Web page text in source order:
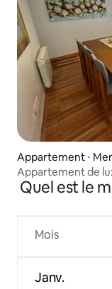
Appartement ⋅
Appartement de
Quel est le
Mois
Janv.